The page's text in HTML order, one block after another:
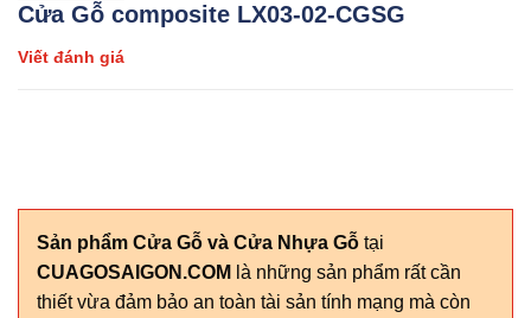
Cửa Gỗ composite LX03-02-CGSG
Viết đánh giá
Sản phẩm Cửa Gỗ và Cửa Nhựa Gỗ tại
CUAGOSAIGON.COM là những sản phẩm rất cần
thiết vừa đảm bảo an toàn tài sản tính mạng mà còn